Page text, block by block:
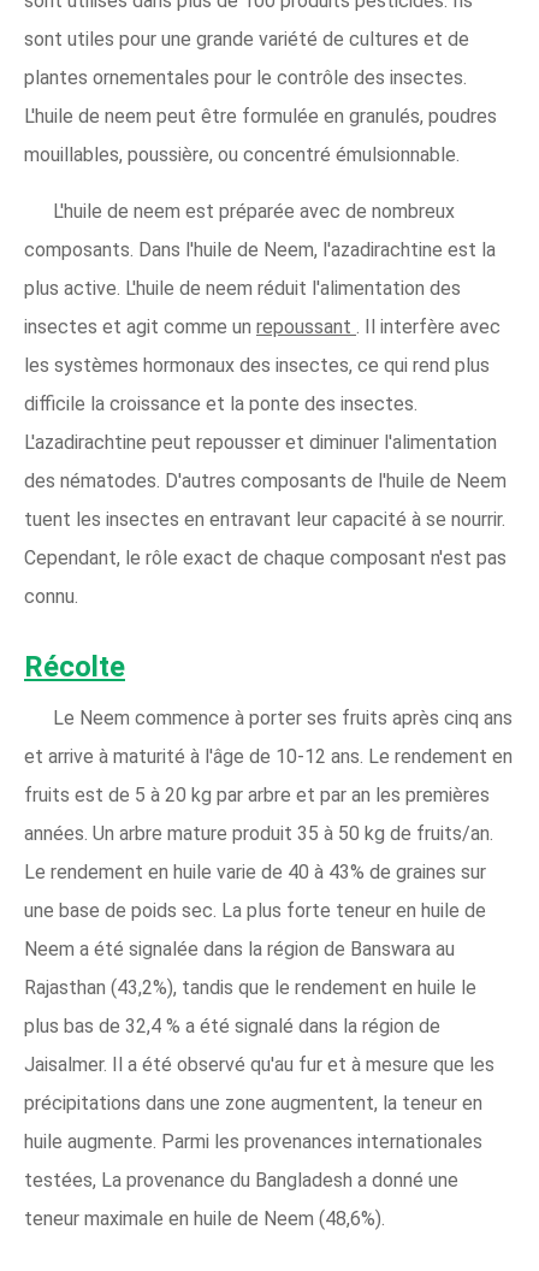
sont utiles pour une grande variété de cultures et de
plantes ornementales pour le contrôle des insectes.
L'huile de neem peut être formulée en granulés, poudres
mouillables, poussière, ou concentré émulsionnable.
L'huile de neem est préparée avec de nombreux
composants. Dans l'huile de Neem, l'azadirachtine est la
plus active. L'huile de neem réduit l'alimentation des
insectes et agit comme un repoussant . Il interfère avec
les systèmes hormonaux des insectes, ce qui rend plus
difficile la croissance et la ponte des insectes.
L'azadirachtine peut repousser et diminuer l'alimentation
des nématodes. D'autres composants de l'huile de Neem
tuent les insectes en entravant leur capacité à se nourrir.
Cependant, le rôle exact de chaque composant n'est pas
connu.
Récolte
Le Neem commence à porter ses fruits après cinq ans
et arrive à maturité à l'âge de 10-12 ans. Le rendement en
fruits est de 5 à 20 kg par arbre et par an les premières
années. Un arbre mature produit 35 à 50 kg de fruits/an.
Le rendement en huile varie de 40 à 43% de graines sur
une base de poids sec. La plus forte teneur en huile de
Neem a été signalée dans la région de Banswara au
Rajasthan (43,2%), tandis que le rendement en huile le
plus bas de 32,4 % a été signalé dans la région de
Jaisalmer. Il a été observé qu'au fur et à mesure que les
précipitations dans une zone augmentent, la teneur en
huile augmente. Parmi les provenances internationales
testées, La provenance du Bangladesh a donné une
teneur maximale en huile de Neem (48,6%).